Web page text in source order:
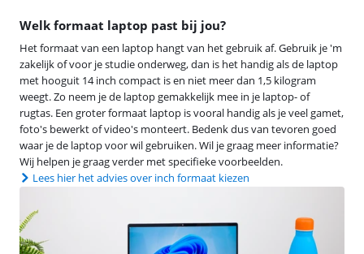
Welk formaat laptop past bij jou?
Het formaat van een laptop hangt van het gebruik af. Gebruik je 'm
zakelijk of voor je studie onderweg, dan is het handig als de laptop
met hooguit 14 inch compact is en niet meer dan 1,5 kilogram
weegt. Zo neem je de laptop gemakkelijk mee in je laptop- of
rugtas. Een groter formaat laptop is vooral handig als je veel gamet,
foto's bewerkt of video's monteert. Bedenk dus van tevoren goed
waar je de laptop voor wil gebruiken. Wil je graag meer informatie?
Wij helpen je graag verder met specifieke voorbeelden.
Lees hier het advies over inch formaat kiezen